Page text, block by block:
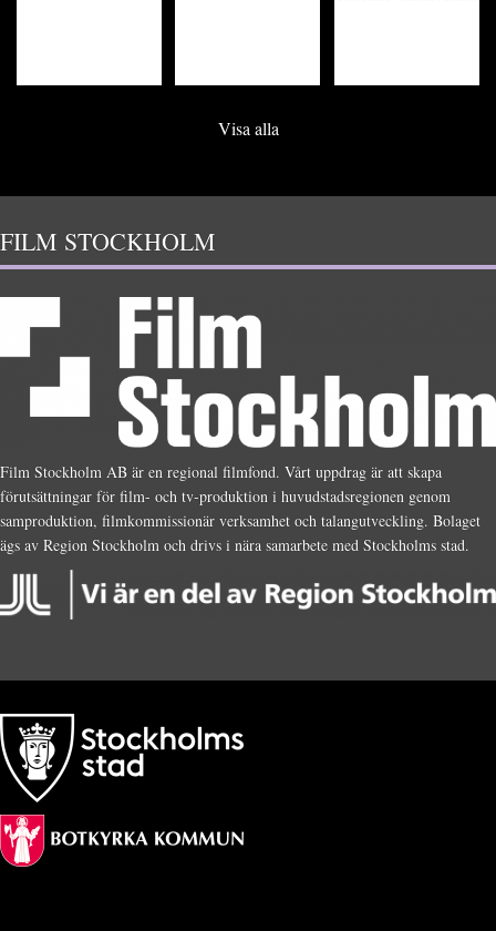
Visa alla
FILM STOCKHOLM
Film Stockholm AB är en regional filmfond. Vårt uppdrag är att skapa
förutsättningar för film- och tv-produktion i huvudstadsregionen genom
samproduktion, filmkommissionär verksamhet och talangutveckling. Bolaget
ägs av Region Stockholm och drivs i nära samarbete med Stockholms stad.